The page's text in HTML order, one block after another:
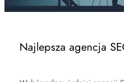
Najlepsza agencja